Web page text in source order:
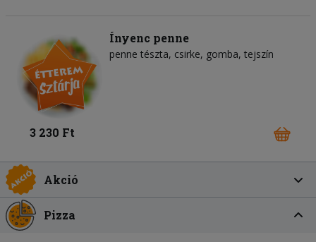
Ínyenc penne
penne tészta csirke gomba tejszín
3 230 Ft
Akció
Pizza